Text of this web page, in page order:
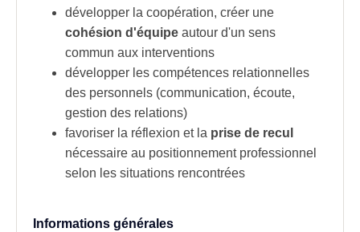
développer la coopération, créer une
cohésion d'équipe autour d'un sens
commun aux interventions
développer les compétences relationnelles
des personnels (communication, écoute,
gestion des relations)
favoriser la réflexion et la prise de recul
nécessaire au positionnement professionnel
selon les situations rencontrées
Informations générales